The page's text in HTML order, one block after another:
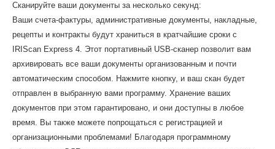
Сканируйте ваши документы за несколько секунд:
Ваши счета-фактуры, административные документы, накладные,
рецепты и контракты будут храниться в кратчайшие сроки с
IRIScan Express 4. Этот портативный USB-сканер позволит вам
архивировать все ваши документы организованным и почти
автоматическим способом. Нажмите кнопку, и ваш скан будет
отправлен в выбранную вами программу. Хранение ваших
документов при этом гарантировано, и они доступны в любое
время. Вы также можете попрощаться с регистрацией и
организационными проблемами! Благодаря программному